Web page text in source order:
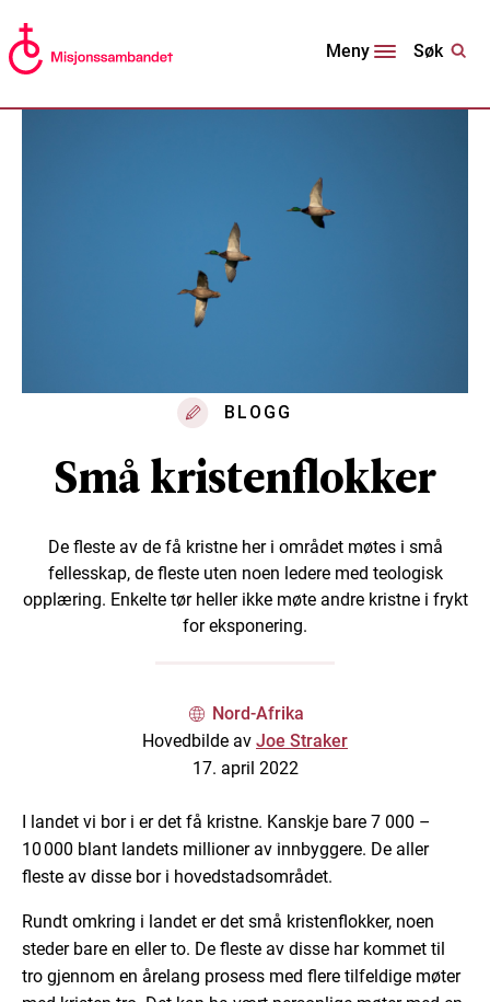
Meny Søk
BLOGG
Små kristenflokker
De fleste av de få kristne her i området møtes i små
fellesskap, de fleste uten noen ledere med teologisk
opplæring. Enkelte tør heller ikke møte andre kristne i frykt
for eksponering.
Nord-Afrika
Hovedbilde av Joe Straker
17. april 2022
I landet vi bor i er det få kristne. Kanskje bare 7 000 –
10 000 blant landets millioner av innbyggere. De aller
fleste av disse bor i hovedstadsområdet.
Rundt omkring i landet er det små kristenflokker, noen
steder bare en eller to. De fleste av disse har kommet til
tro gjennom en årelang prosess med flere tilfeldige møter